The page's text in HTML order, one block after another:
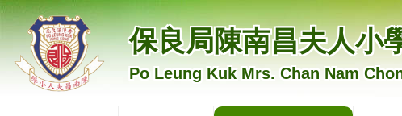
保良局陳南昌夫人小
Po Leung Kuk Mrs. Chan Nam